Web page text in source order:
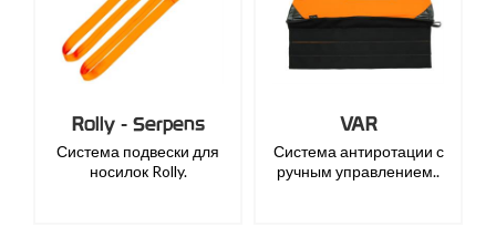
Rolly - Serpens
Система подвески для
носилок Rolly.
VAR
Система антиротации с
ручным управлением..